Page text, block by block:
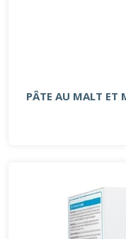
PÂTE AU MALT ET